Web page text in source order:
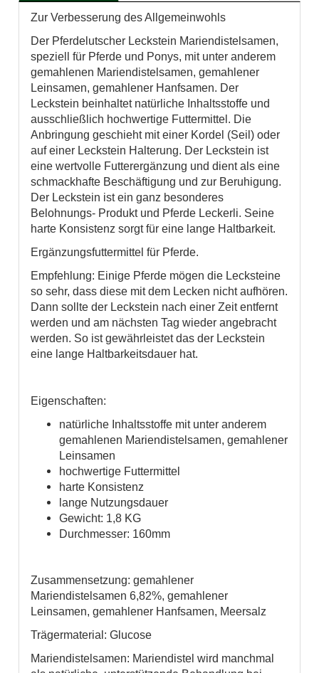
Zur Verbesserung des Allgemeinwohls
Der Pferdelutscher Leckstein Mariendistelsamen,
speziell für Pferde und Ponys, mit unter anderem
gemahlenen Mariendistelsamen, gemahlener
Leinsamen, gemahlener Hanfsamen. Der
Leckstein beinhaltet natürliche Inhaltsstoffe und
ausschließlich hochwertige Futtermittel. Die
Anbringung geschieht mit einer Kordel (Seil) oder
auf einer Leckstein Halterung. Der Leckstein ist
eine wertvolle Futterergänzung und dient als eine
schmackhafte Beschäftigung und zur Beruhigung.
Der Leckstein ist ein ganz besonderes
Belohnungs- Produkt und Pferde Leckerli. Seine
harte Konsistenz sorgt für eine lange Haltbarkeit.
Ergänzungsfuttermittel für Pferde.
Empfehlung: Einige Pferde mögen die Lecksteine
so sehr, dass diese mit dem Lecken nicht aufhören.
Dann sollte der Leckstein nach einer Zeit entfernt
werden und am nächsten Tag wieder angebracht
werden. So ist gewährleistet das der Leckstein
eine lange Haltbarkeitsdauer hat.
Eigenschaften:
natürliche Inhaltsstoffe mit unter anderem
gemahlenen Mariendistelsamen, gemahlener
Leinsamen
hochwertige Futtermittel
harte Konsistenz
lange Nutzungsdauer
Gewicht: 1,8 KG
Durchmesser: 160mm
Zusammensetzung: gemahlener
Mariendistelsamen 6,82%, gemahlener
Leinsamen, gemahlener Hanfsamen, Meersalz
Trägermaterial: Glucose
Mariendistelsamen: Mariendistel wird manchmal